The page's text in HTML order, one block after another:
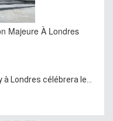
Majeure À Londres
Londres célébrera le...